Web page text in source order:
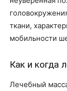
ткани,
мобильности
Как и когда
Лечебный